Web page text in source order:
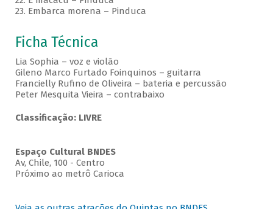
23. Embarca morena – Pinduca
Ficha Técnica
Lia Sophia – voz e violão
Gileno Marco Furtado Foinquinos – guitarra
Francielly Rufino de Oliveira – bateria e percussão
Peter Mesquita Vieira – contrabaixo
Classificação: LIVRE
Espaço Cultural BNDES
Av, Chile, 100 - Centro
Próximo ao metrô Carioca